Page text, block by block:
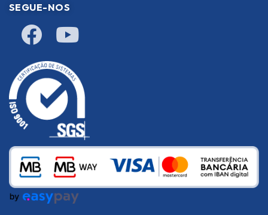
SEGUE-NOS